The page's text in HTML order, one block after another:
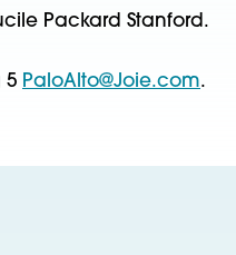
Packard Stanford.
5 PaloAlto@Joie.com.